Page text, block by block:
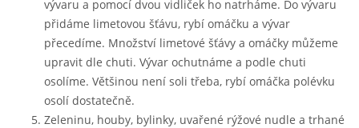
vývaru a pomocí dvou vidliček ho natrháme. Do vývaru
přidáme limetovou šťávu, rybí omáčku a vývar
přecedíme. Množství limetové šťávy a omáčky můžeme
upravit dle chuti. Vývar ochutnáme a podle chuti
osolíme. Většinou není soli třeba, rybí omáčka polévku
osolí dostatečně.
Zeleninu, houby, bylinky, uvařené rýžové nudle a trhané